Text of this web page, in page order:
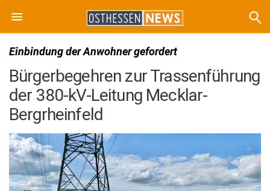
Einbindung der Anwohner gefordert
Bürgerbegehren zur Trassenführung
der 380-kV-Leitung Mecklar-
Bergrheinfeld